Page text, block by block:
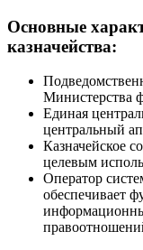
Основные
казначейства:
Министерства
Единая
центральный
Казначейское
целевым
Оператор
обеспечивает